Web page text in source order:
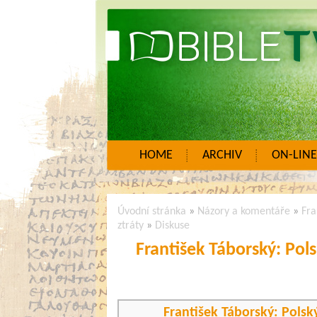
HOME ARCHIV ON-LINE
Úvodní stránka » Názory a komentáře »
ztráty» Diskuse
František Táborský:
František Táborský: